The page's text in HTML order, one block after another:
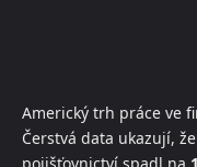
Americký trh práce ve
Čerstvá data ukazují,